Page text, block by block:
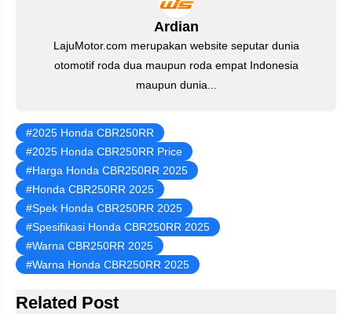
k
Ardian
LajuMotor.com merupakan website seputar dunia
otomotif roda dua maupun roda empat Indonesia
maupun dunia...
2025 Honda CBR250RR
2025 Honda CBR250RR Price
Harga Honda CBR250RR 2025
Honda CBR250RR 2025
Spek Honda CBR250RR 2025
Spesifikasi Honda CBR250RR 2025
Warna CBR250RR 2025
Warna Honda CBR250RR 2025
Related Post